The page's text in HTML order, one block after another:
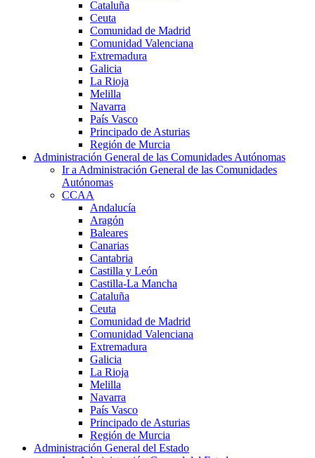
Cataluña
Ceuta
Comunidad de Madrid
Comunidad Valenciana
Extremadura
Galicia
La Rioja
Melilla
Navarra
País Vasco
Principado de Asturias
Región de Murcia
Administración General de las Comunidades Autónomas
Ir a Administración General de las Comunidades
Autónomas
CCAA
Andalucía
Aragón
Baleares
Canarias
Cantabria
Castilla y León
Castilla-La Mancha
Cataluña
Ceuta
Comunidad de Madrid
Comunidad Valenciana
Extremadura
Galicia
La Rioja
Melilla
Navarra
País Vasco
Principado de Asturias
Región de Murcia
Administración General del Estado